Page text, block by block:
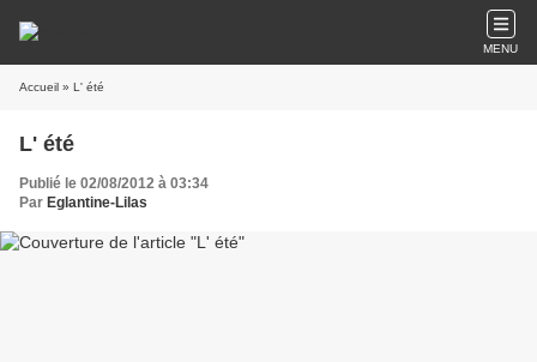
MENU
Accueil » L' été
L' été
Publié le 02/08/2012 à 03:34
Par Eglantine-Lilas